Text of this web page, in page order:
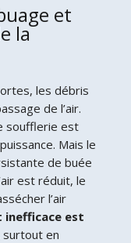
et
la
les débris
de l’air.
soufflerie est
Mais le
de buée
est réduit, le
l’air
inefficace est
surtout en